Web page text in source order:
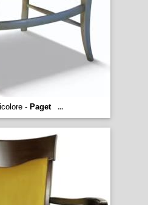
- Paget ...